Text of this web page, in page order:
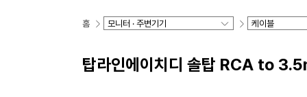
홈
탑라인에이치디 솔탑 RCA to